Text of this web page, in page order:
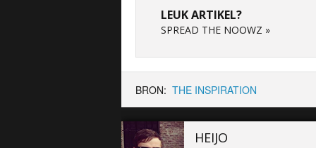
LEUK ARTIKEL?
SPREAD THE NOOWZ »
BRON: THE INSPIRATION
HEIJO